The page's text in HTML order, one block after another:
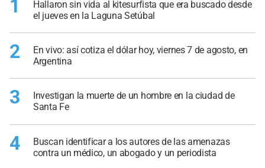
1
Hallaron sin vida al kitesurfista que era buscado desde
el jueves en la Laguna Setúbal
2
En vivo: así cotiza el dólar hoy, viernes 7 de agosto, en
Argentina
3
Investigan la muerte de un hombre en la ciudad de
Santa Fe
4
Buscan identificar a los autores de las amenazas
contra un médico, un abogado y un periodista